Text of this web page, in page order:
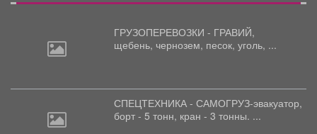
ГРУЗОПЕРЕВОЗКИ - ГРАВИЙ,
щебень, чернозем, песок, уголь, ...
СПЕЦТЕХНИКА - САМОГРУЗ-эвакуатор,
борт - 5 тонн, кран - 3 тонны. ...